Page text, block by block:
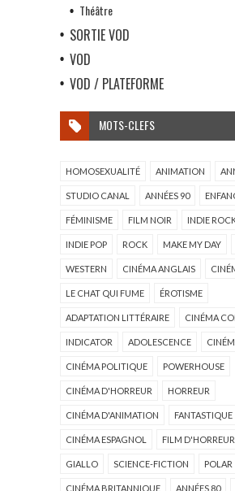
Théâtre
SORTIE VOD
VOD
VOD / PLATEFORME
MOTS-CLEFS
HOMOSEXUALITÉ ANIMATION
STUDIO CANAL ANNÉES 90
FÉMINISME FILM NOIR INDIE
INDIE POP ROCK MAKE MY DAY
WESTERN CINÉMA ANGLAIS
LE CHAT QUI FUME ÉROTISME
ADAPTATION LITTÉRAIRE CINÉMA
INDICATOR ADOLESCENCE
CINÉMA POLITIQUE POWERHOUSE
CINÉMA D'HORREUR HORREUR
CINÉMA D'ANIMATION FANTASTIQUE
CINÉMA ESPAGNOL FILM D'HORREUR
GIALLO SCIENCE-FICTION POLAR
CINÉMA BRITANNIQUE ANNÉES 80